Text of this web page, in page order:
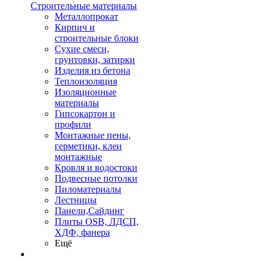
Строительные материалы
Металлопрокат
Кирпич и
строительные блоки
Сухие смеси,
грунтовки, затирки
Изделия из бетона
Теплоизоляция
Изоляционные
материалы
Гипсокартон и
профили
Монтажные пены,
герметики, клеи
монтажные
Кровля и водостоки
Подвесные потолки
Пиломатериалы
Лестницы
Панели,Сайдинг
Плиты OSB, ЛДСП,
ХДФ, фанера
Ещё